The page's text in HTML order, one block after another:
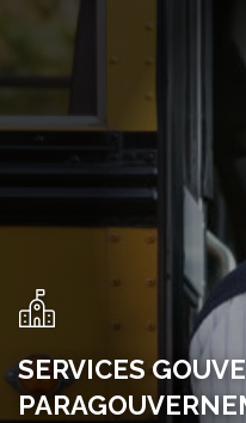
SERVICES